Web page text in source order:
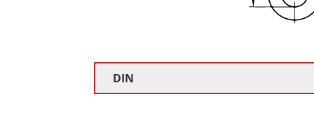
DIN